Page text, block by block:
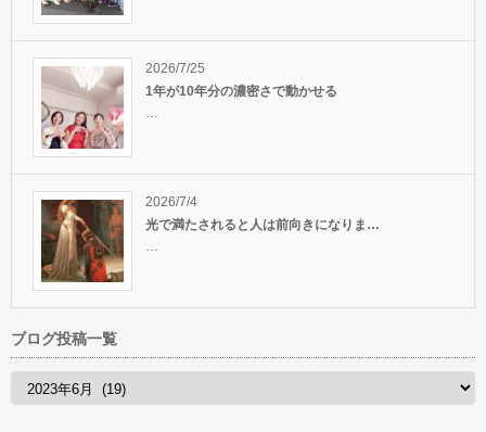
2026/7/25
1年が10年分の濃密さで動かせる
…
2026/7/4
光で満たされると人は前向きになりま…
…
ブログ投稿一覧